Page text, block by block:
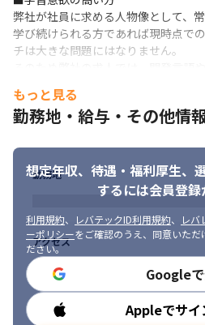
弊社が社員に求める人物像として、
学び続けられる方であれば現時点で
チは大きな問題にはなりません。
■いつか独立したい方
大きく変わります。
そしてそれにより学習効率は大幅に
弊社はいつか独立するとしても、意
続ける方と一緒に仕事をしたいと考
■コミュニケーションの取れる方
業務システム開発を行うため、提案
では顧客との折衝が発生します。
単に当たり障りのない会話をする能
み取り行動に移せる方を求めていま
もっと見る
勤務地・給与・その他情
想定年収、待遇・福利厚生、
するには会員登
利用規約、 レバテックID利用規約、
レバ
ーポリシーをご確認のうえ、同意いただ
ださい。
Google
Appleでサイ
勤務地
アクセス
勤務時間